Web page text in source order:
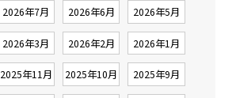
2026年7月 2026年6月 2026年5月
2026年3月 2026年2月 2026年1月
2025年11月 2025年10月 2025年9月